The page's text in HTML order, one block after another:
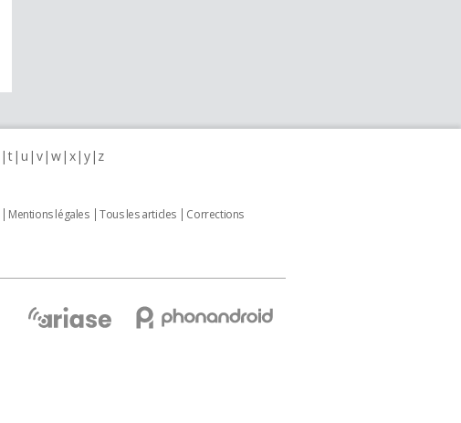
t u v w x y z
Mentions légales Tous les articles
Corrections